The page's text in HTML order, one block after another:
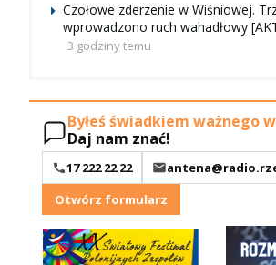
Czołowe zderzenie w Wiśniowej.
wprowadzono ruch wahadłowy
3 godziny temu
Byłeś świadkiem ważnego
Daj nam znać!
17 222 22 22
Otwórz formularz